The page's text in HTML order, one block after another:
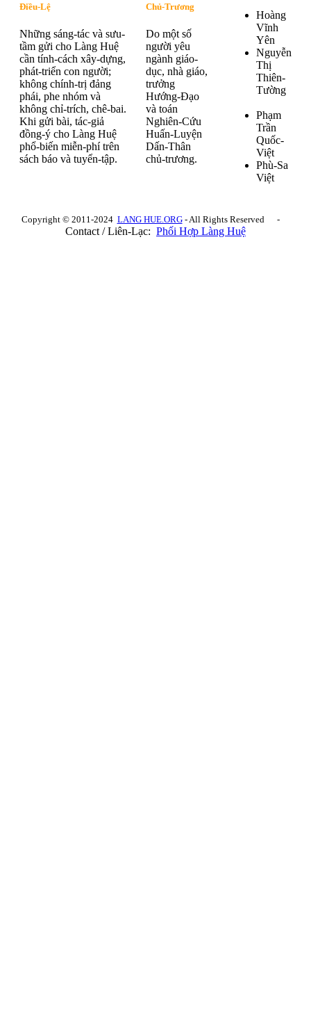
Điều-Lệ
Những sáng-tác và sưu-
tầm gửi cho Làng Huệ
cần tính-cách xây-dựng,
phát-triển con người;
không chính-trị đảng
phái, phe nhóm và
không chỉ-trích, chê-bai.
Khi gửi bài, tác-giả
đồng-ý cho Làng Huệ
phổ-biến miễn-phí trên
sách báo và tuyển-tập.
Chủ-Trương
Do một số
người yêu
ngành giáo-
dục, nhà giáo,
trưởng
Hướng-Đạo
và toán
Nghiên-Cứu
Huấn-Luyện
Dấn-Thân
chủ-trương.
Hoàng
Vĩnh
Yên
Nguyễn
Thị
Thiên-
Tường
Phạm
Trần
Quốc-
Việt
Phù-Sa
Việt
Copyright © 2011-2024 LANG HUE.ORG- All Rights Reserved -
Contact / Liên-Lạc: Phối Hợp Làng Huệ